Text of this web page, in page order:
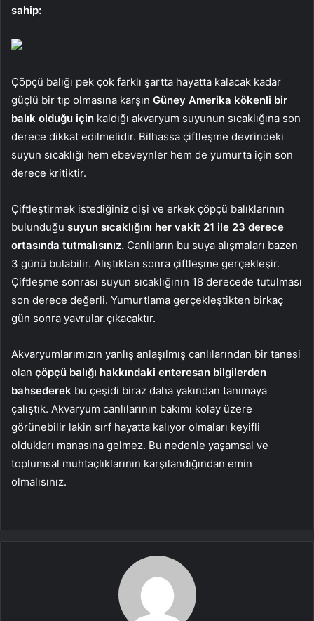
sahip:
Çöpçü balığı pek çok farklı şartta hayatta kalacak kadar
güçlü bir tıp olmasına karşın Güney Amerika kökenli bir
balık olduğu için kaldığı akvaryum suyunun sıcaklığına son
derece dikkat edilmelidir. Bilhassa çiftleşme devrindeki
suyun sıcaklığı hem ebeveynler hem de yumurta için son
derece kritiktir.
Çiftleştirmek istediğiniz dişi ve erkek çöpçü balıklarının
bulunduğu suyun sıcaklığını her vakit 21 ile 23 derece
ortasında tutmalısınız. Canlıların bu suya alışmaları bazen
3 günü bulabilir. Alıştıktan sonra çiftleşme gerçekleşir.
Çiftleşme sonrası suyun sıcaklığının 18 derecede tutulması
son derece değerli. Yumurtlama gerçekleştikten birkaç
gün sonra yavrular çıkacaktır.
Akvaryumlarımızın yanlış anlaşılmış canlılarından bir tanesi
olan çöpçü balığı hakkındaki enteresan bilgilerden
bahsederek bu çeşidi biraz daha yakından tanımaya
çalıştık. Akvaryum canlılarının bakımı kolay üzere
görünebilir lakin sırf hayatta kalıyor olmaları keyifli
oldukları manasına gelmez. Bu nedenle yaşamsal ve
toplumsal muhtaçlıklarının karşılandığından emin
olmalısınız.